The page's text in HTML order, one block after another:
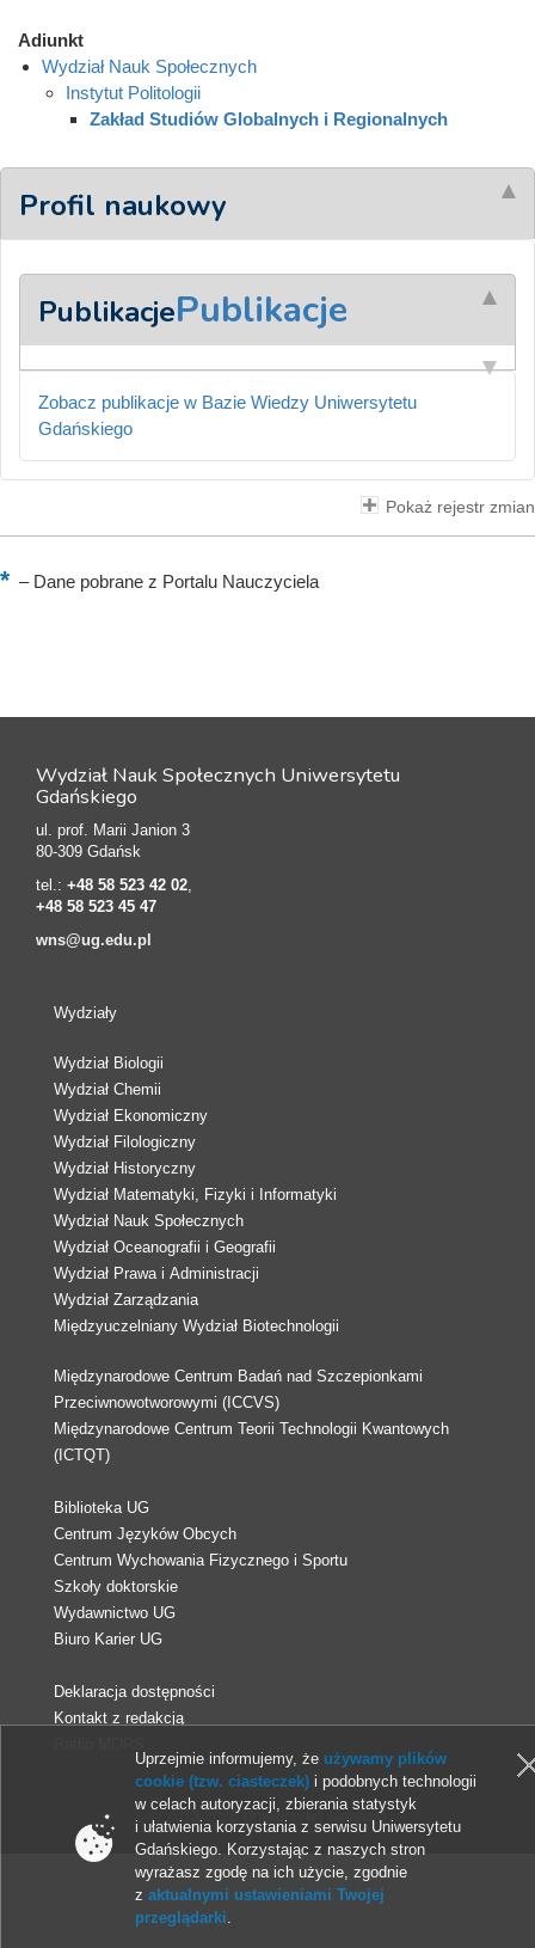
Adiunkt
Wydział Nauk Społecznych
Instytut Politologii
Zakład Studiów Globalnych i Regionalnych
Profil naukowy
PublikacjePublikacje
Zobacz publikacje w Bazie Wiedzy Uniwersytetu
Gdańskiego
Pokaż rejestr zmian
–Dane pobrane z Portalu Nauczyciela
Wydział Nauk Społecznych Uniwersytetu
Gdańskiego
ul. prof. Marii Janion 3
80-309 Gdańsk
tel.: +48 58 523 42 02,
+48 58 523 45 47
wns@ug.edu.pl
Wydziały
Wydział Biologii
Wydział Chemii
Wydział Ekonomiczny
Wydział Filologiczny
Wydział Historyczny
Wydział Matematyki, Fizyki i Informatyki
Wydział Nauk Społecznych
Wydział Oceanografii i Geografii
Wydział Prawa i Administracji
Wydział Zarządzania
Międzyuczelniany Wydział Biotechnologii
Międzynarodowe Centrum Badań nad Szczepionkami
Przeciwnowotworowymi (ICCVS)
Międzynarodowe Centrum Teorii Technologii Kwantowych
(ICTQT)
Biblioteka UG
Centrum Języków Obcych
Centrum Wychowania Fizycznego i Sportu
Szkoły doktorskie
Wydawnictwo UG
Biuro Karier UG
Deklaracja dostępności
Kontakt z redakcją
© 2013-2026 Uniwersytet Gdański
Uprzejmie informujemy, że używamy plików
cookie (tzw. ciasteczek) i podobnych technologii
w celach autoryzacji, zbierania statystyk
i ułatwienia korzystania z serwisu Uniwersytetu
Gdańskiego. Korzystając z naszych stron
wyrażasz zgodę na ich użycie, zgodnie
zaktualnymi ustawieniami Twojej
przeglądarki.